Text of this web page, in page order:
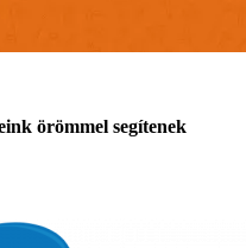
örömmel segítenek